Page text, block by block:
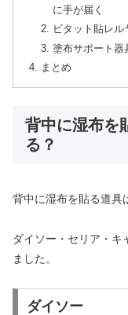
に手が届く
ビタット貼レ
塗布サポート器
まとめ
背中に湿布を
る？
背中に湿布を貼る道具
ダイソー・セリア・
ました。
ダイソー